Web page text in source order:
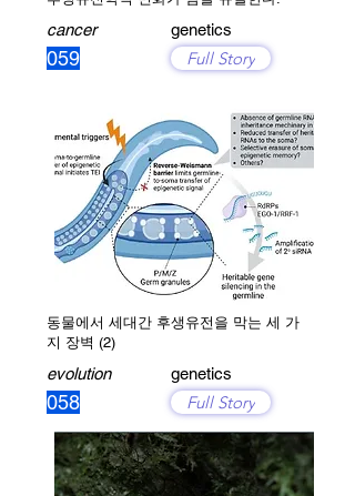
cancer
059
genetics
Full Story
동물에서 세대간 후생유전을 막는 세 가
지 장벽 (2)
evolution
058
genetics
Full Story